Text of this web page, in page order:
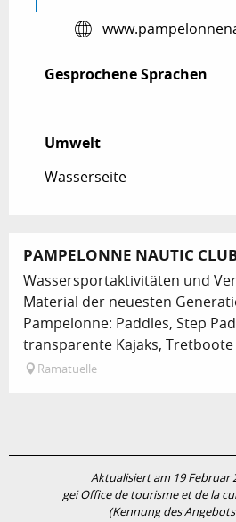
Gesprochene Sprachen
Gesprochene Sprachen
Umwelt
Umwelt
Wasserseite
PAMPELONNE NAUTIC
Wassersportaktivitäten und
Material der neuesten
Pampelonne: Paddles, Step
transparente Kajaks, Tretboote
Ramatuelle
Aktualisiert am 19 Februar
gei Office de tourisme et de la
(Kennung des